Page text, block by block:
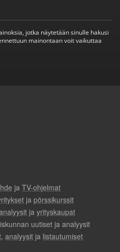
jotka näytetään sinulle hakusi
mainontaan voit vaikuttaa